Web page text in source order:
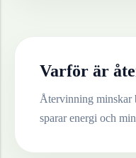
Varför är
Återvinning minskar
sparar energi och